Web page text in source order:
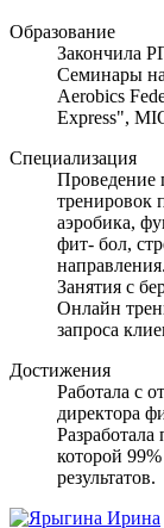
Образование
Закончила
Семинары на
Aerobics
Express",
Специализация
Проведение
тренировок
аэробика,
фит- бол,
направления.
Занятия с
Онлайн
запроса
Достижения
Работала с
директора
которой
результатов.